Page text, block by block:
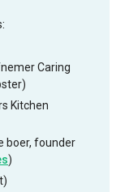
Caring
Kitchen
boer, founder
)